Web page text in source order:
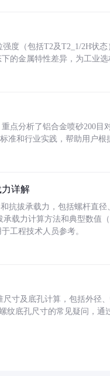
度（包括T2及T2_1/2H状
的金属特性差异，为工业选
点分析了铝合金喷砂200目
准和行业实践，帮助用户根
详解
抗拔承载力，包括螺杆直
承载力计算方法和典型数值
工程技术人员参考。
尺寸及底孔计算，包括外径
纹底孔尺寸的常见疑问，